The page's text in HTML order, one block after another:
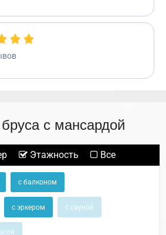
с мансардой
Этажность Все
с балконом
с эркером с сауной